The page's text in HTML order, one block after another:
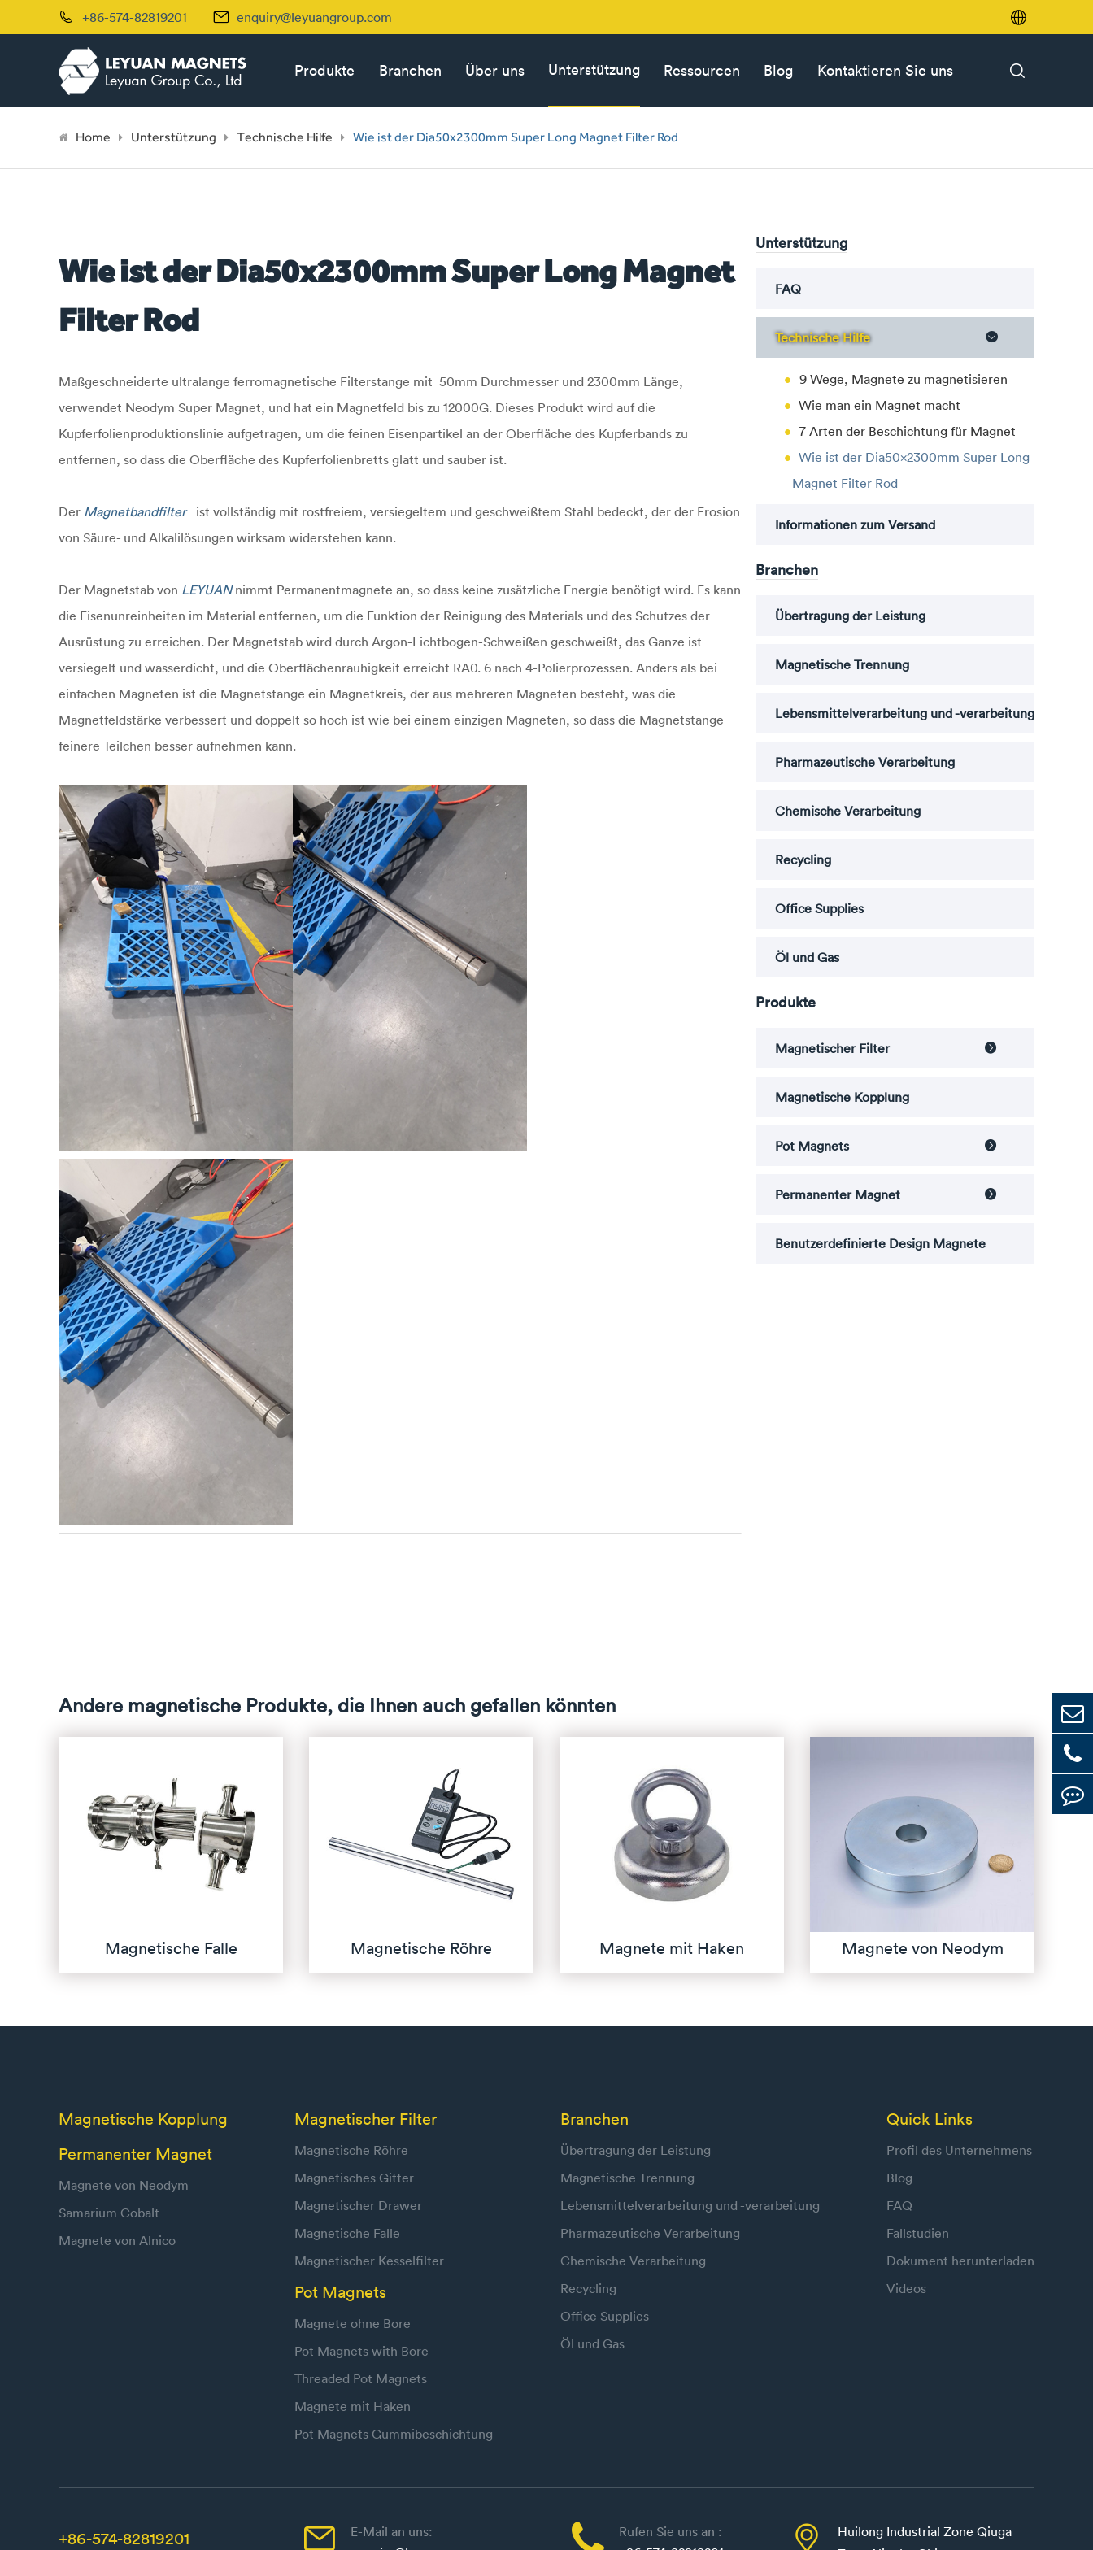
 +86-574-82819201  enquiry@leyuangroup.com 
Produkte Branchen Über uns Unterstützung Ressourcen Blog Kontaktieren Sie uns 
Home Unterstützung Technische Hilfe Wie ist der Dia50x2300mm Super Long Magnet Filter Rod
Wie ist der Dia50x2300mm Super Long Magnet
Filter Rod
Maßgeschneiderte ultralange ferromagnetische Filterstange mit 50mm Durchmesser und 2300mm Länge,
verwendet Neodym Super Magnet, und hat ein Magnetfeld bis zu 12000G. Dieses Produkt wird auf die
Kupferfolienproduktionslinie aufgetragen, um die feinen Eisenpartikel an der Oberfläche des Kupferbands zu
entfernen, so dass die Oberfläche des Kupferfolienbretts glatt und sauber ist.
Der Magnetbandfilter ist vollständig mit rostfreiem, versiegeltem und geschweißtem Stahl bedeckt, der der Erosion
von Säure- und Alkalilösungen wirksam widerstehen kann.
Der Magnetstab von LEYUANnimmt Permanentmagnete an, so dass keine zusätzliche Energie benötigt wird. Es kann
die Eisenunreinheiten im Material entfernen, um die Funktion der Reinigung des Materials und des Schutzes der
Ausrüstung zu erreichen. Der Magnetstab wird durch Argon-Lichtbogen-Schweißen geschweißt, das Ganze ist
versiegelt und wasserdicht, und die Oberflächenrauhigkeit erreicht RA0. 6 nach 4-Polierprozessen. Anders als bei
einfachen Magneten ist die Magnetstange ein Magnetkreis, der aus mehreren Magneten besteht, was die
Magnetfeldstärke verbessert und doppelt so hoch ist wie bei einem einzigen Magneten, so dass die Magnetstange
feinere Teilchen besser aufnehmen kann.
Unterstützung
FAQ
Technische Hilfe 
9 Wege, Magnete zu magnetisieren
Wie man ein Magnet macht
7 Arten der Beschichtung für Magnet
Wie ist der Dia50x2300mm Super Long
Magnet Filter Rod
Informationen zum Versand
Branchen
Übertragung der Leistung
Magnetische Trennung
Lebensmittelverarbeitung und -verarbeitung
Pharmazeutische Verarbeitung
Chemische Verarbeitung
Recycling
Office Supplies
Öl und Gas
Produkte
Magnetischer Filter 
Magnetische Kopplung
Pot Magnets 
Permanenter Magnet 
Benutzerdefinierte Design Magnete
Andere magnetische Produkte, die Ihnen auch gefallen könnten
Magnetische Falle Magnetische Röhre Magnete mit Haken Magnete von Neodym
Magnetische Kopplung
Permanenter Magnet
Magnete von Neodym
Samarium Cobalt
Magnete von Alnico
Magnetischer Filter
Magnetische Röhre
Magnetisches Gitter
Magnetischer Drawer
Magnetische Falle
Magnetischer Kesselfilter
Pot Magnets
Magnete ohne Bore
Pot Magnets with Bore
Threaded Pot Magnets
Magnete mit Haken
Pot Magnets Gummibeschichtung
Branchen
Übertragung der Leistung
Magnetische Trennung
Lebensmittelverarbeitung und -verarbeitung
Pharmazeutische Verarbeitung
Chemische Verarbeitung
Recycling
Office Supplies
Öl und Gas
Quick Links
Profil des Unternehmens
Blog
FAQ
Fallstudien
Dokument herunterladen
Videos
+86-574-82819201 
E-Mail an uns:

Rufen Sie uns an :

Huilong Industrial Zone Qiuga